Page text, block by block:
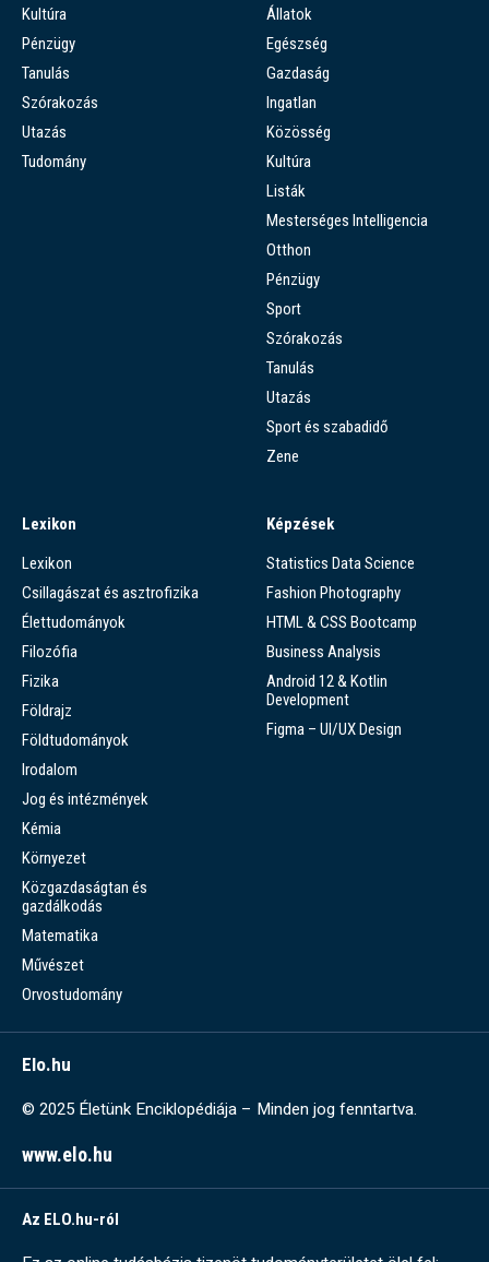
Kultúra
Pénzügy
Tanulás
Szórakozás
Utazás
Tudomány
Állatok
Egészség
Gazdaság
Ingatlan
Közösség
Kultúra
Listák
Mesterséges Intelligencia
Otthon
Pénzügy
Sport
Szórakozás
Tanulás
Utazás
Sport és szabadidő
Zene
Lexikon
Lexikon
Csillagászat és asztrofizika
Élettudományok
Filozófia
Fizika
Földrajz
Földtudományok
Irodalom
Jog és intézmények
Kémia
Környezet
Közgazdaságtan és
gazdálkodás
Matematika
Művészet
Orvostudomány
Képzések
Statistics Data Science
Fashion Photography
HTML & CSS Bootcamp
Business Analysis
Android 12 & Kotlin
Development
Figma – UI/UX Design
Elo.hu
© 2025 Életünk Enciklopédiája – Minden jog fenntartva.
www.elo.hu
Az ELO.hu-ról